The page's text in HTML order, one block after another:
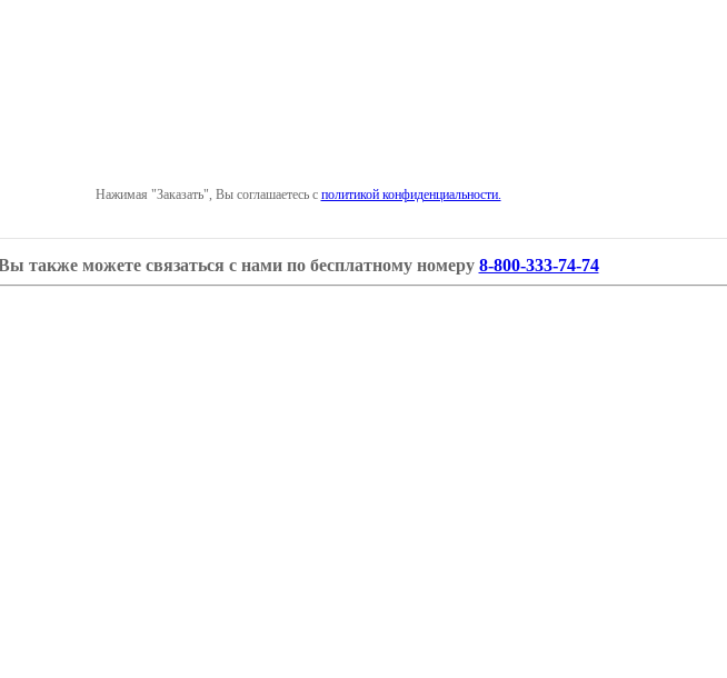
Нажимая "Заказать", Вы соглашаетесь с политикой конфиденциальности.
также можете связаться с нами по бесплатному номеру 8-800-333-74-74